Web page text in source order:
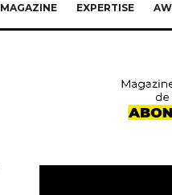
MAGAZINE EXPERTISE